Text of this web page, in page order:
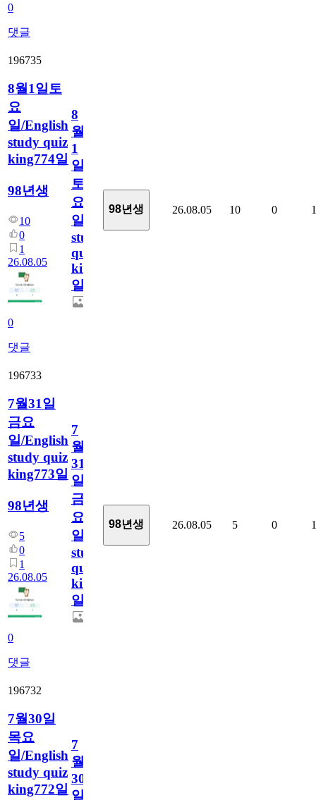
0
댓글
196735
8월1일토
요
일/English
study quiz
king774일
98년생
10
0
1
26.08.05
0
댓글
8
월
1
일
토
요
일/English
study
quiz
king774
일
98년생 26.08.05 10 0 1
196733
7월31일
금요
일/English
study quiz
king773일
98년생
5
0
1
26.08.05
0
댓글
7
월
31
일
금
요
일/English
study
quiz
king773
일
98년생 26.08.05 5 0 1
196732
7월30일
목요
일/English
study quiz
king772일
7
월
30
일